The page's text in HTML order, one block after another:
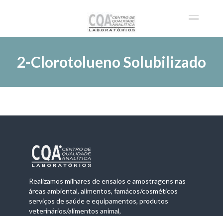
2-Clorotolueno Solubilizado
Realizamos milhares de ensaios e amostragens nas
áreas ambiental, alimentos, famácos/cosméticos
serviços de saúde e equipamentos, produtos
veterinários/alimentos animal,